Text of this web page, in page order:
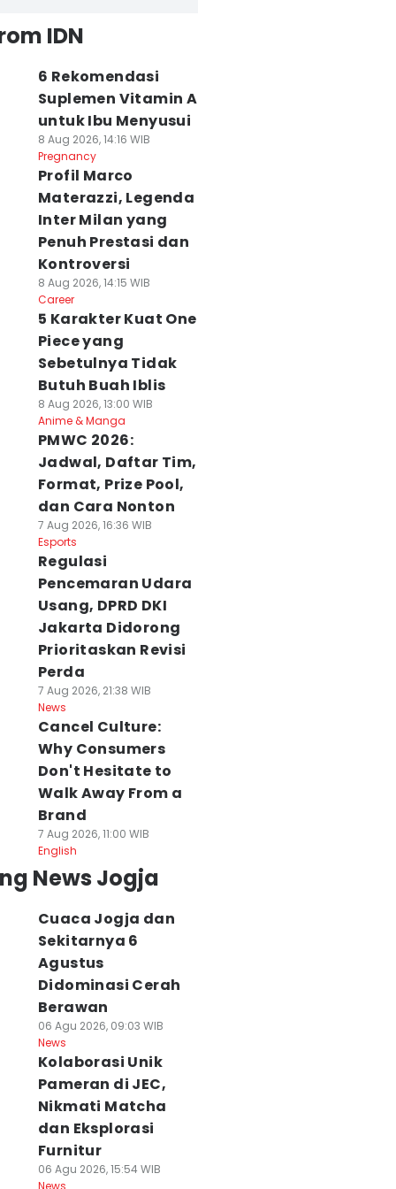
IDN
6 Rekomendasi
Suplemen Vitamin A
untuk Ibu Menyusui
8 Aug 2026, 14:16 WIB
Pregnancy
Profil Marco
Materazzi, Legenda
Inter Milan yang
Penuh Prestasi dan
Kontroversi
8 Aug 2026, 14:15 WIB
Career
5 Karakter Kuat One
Piece yang
Sebetulnya Tidak
Butuh Buah Iblis
8 Aug 2026, 13:00 WIB
Anime & Manga
PMWC 2026:
Jadwal, Daftar Tim,
Format, Prize Pool,
dan Cara Nonton
7 Aug 2026, 16:36 WIB
Esports
Regulasi
Pencemaran Udara
Usang, DPRD DKI
Jakarta Didorong
Prioritaskan Revisi
Perda
7 Aug 2026, 21:38 WIB
News
Cancel Culture:
Why Consumers
Don't Hesitate to
Walk Away From a
Brand
7 Aug 2026, 11:00 WIB
English
News Jogja
Cuaca Jogja dan
Sekitarnya 6
Agustus
Didominasi Cerah
Berawan
06 Agu 2026, 09:03 WIB
News
Kolaborasi Unik
Pameran di JEC,
Nikmati Matcha
dan Eksplorasi
Furnitur
06 Agu 2026, 15:54 WIB
News